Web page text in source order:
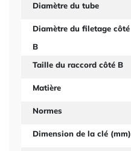
Diamètre du tube
Diamètre du filetage côté
B
Taille du raccord côté B
Matière
Normes
Dimension de la clé (mm)